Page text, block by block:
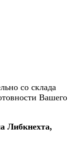
со склада
Вашего
Либкнехта,